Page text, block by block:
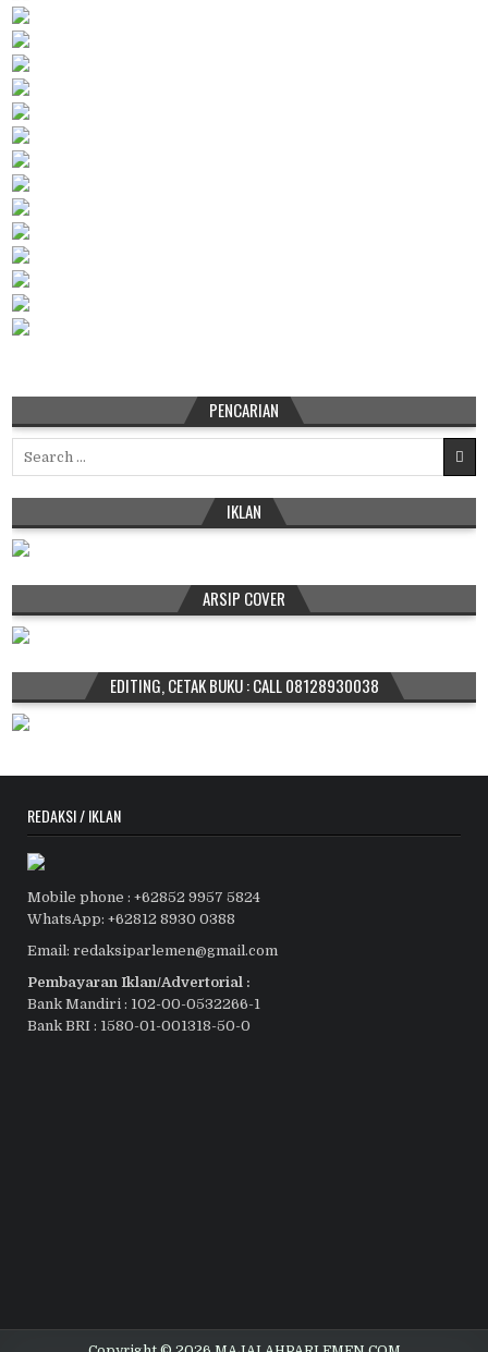
PENCARIAN
IKLAN
ARSIP COVER
EDITING, CETAK BUKU : CALL 08128930038
REDAKSI / IKLAN
Mobile phone : +62852 9957 5824
WhatsApp: +62812 8930 0388
Email: redaksiparlemen@gmail.com
Pembayaran Iklan/Advertorial :
Bank Mandiri : 102-00-0532266-1
Bank BRI : 1580-01-001318-50-0